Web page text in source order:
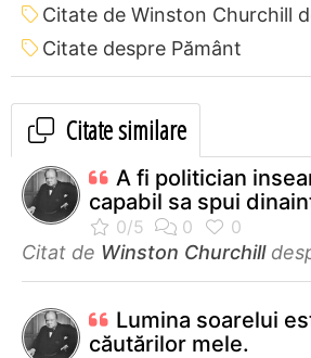
Citate de Winston Churchill
Citate despre Pământ
Citate similare
A fi politician
capabil sa spui
Citat de Winston Churchill
Lumina soarelui
căutărilor mele.